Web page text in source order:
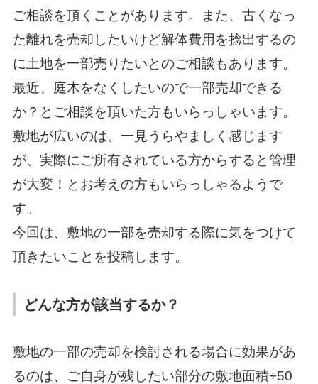
ご相談を頂くことがあります。また、古くなっ
た離れを売却したいけど解体費用を捻出するの
に土地を一部売りたいとのご相談もあります。
最近、庭木をなくしたいので一部売却できる
か？とご相談を頂いた方もいらっしゃいます。
敷地が広いのは、一見うらやましく感じます
が、実際にご所有されている方からすると管理
が大変！とお考えの方もいらっしゃるようで
す。
今回は、敷地の一部を売却する際に気をつけて
頂きたいことを投稿します。
どんな方が該当するか？
敷地の一部の売却を検討される場合に効果があ
るのは、ご自身が残したい部分の敷地面積+50